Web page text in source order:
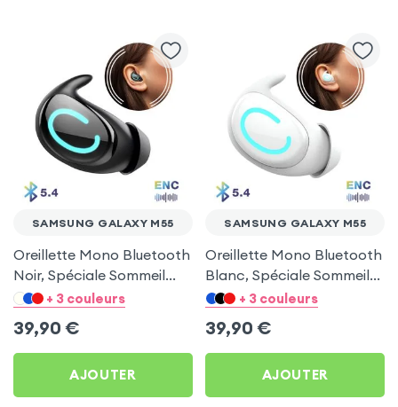
SAMSUNG GALAXY M55
Oreillette Mono Bluetooth
Noir, Spéciale Sommeil
pour Samsung Galaxy
+ 3 couleurs
39,90 €
AJOUTER
SAMSUNG GALAXY M55
Oreillette Mono Bluetooth
Blanc, Spéciale Sommeil
pour Samsung Galaxy
+ 3 couleurs
39,90 €
AJOUTER